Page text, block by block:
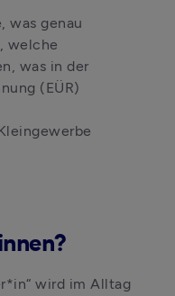
was genau
welche
was in der
(EÜR)
wird im Alltag